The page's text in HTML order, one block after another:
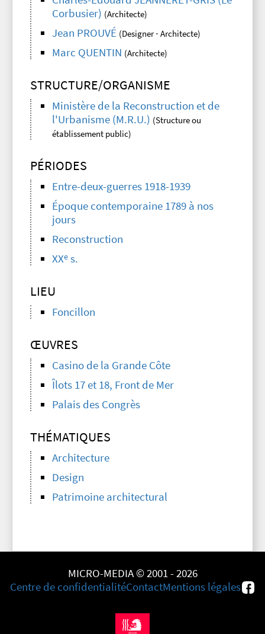
Corbusier) (Architecte)
Jean PROUVÉ (Designer ⋅ Architecte)
Marc QUENTIN (Architecte)
STRUCTURE/ORGANISME
Ministère de la Reconstruction et de
l'Urbanisme (M.R.U.) (Structure ou
établissement public)
PÉRIODES
Entre-deux-guerres 1918-1939
Époque contemporaine 1789 à nos
jours
Reconstruction
XXe s.
LIEU
Foncillon
ŒUVRES
Casino de la Grande Côte
Îlots 17 et 18, Front de Mer
Palais des Congrès
THÉMATIQUES
Architecture
Design
Patrimoine architectural
MICRO-MEDIA © 2001 - 2026
Centre de confidentialitéContactMentions légales